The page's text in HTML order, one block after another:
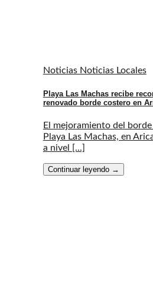
Noticias Noticias Locales
Playa Las Machas recibe
renovado borde costero en
El mejoramiento del
Playa Las Machas, en
a nivel [...]
Continuar leyendo →